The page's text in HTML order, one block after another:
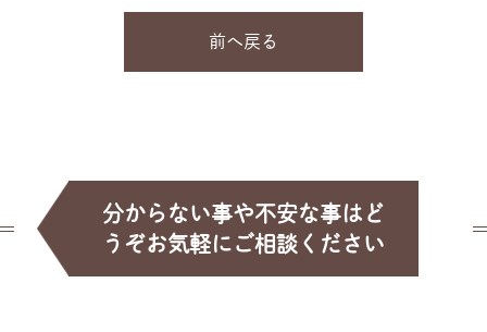
前へ戻る
分からない事や不安な事はど
うぞお気軽にご相談ください